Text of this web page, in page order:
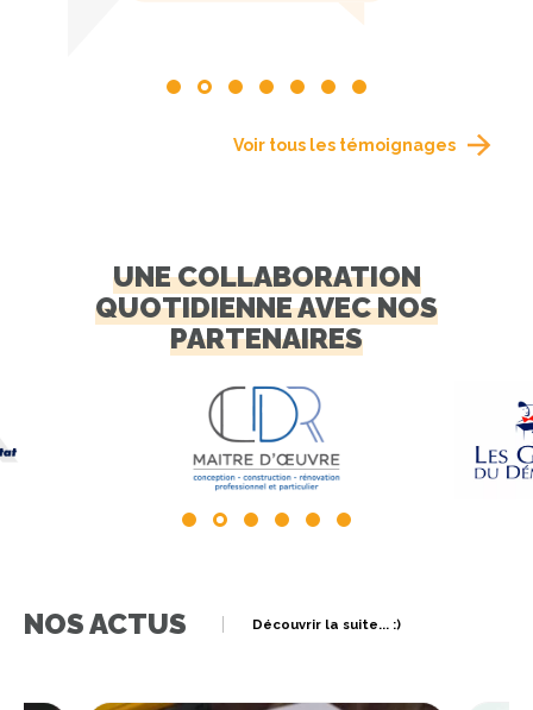
Voir tous les témoignages
UNE COLLABORATION
QUOTIDIENNE AVEC NOS
PARTENAIRES
NOS ACTUS Découvrir la suite... :)